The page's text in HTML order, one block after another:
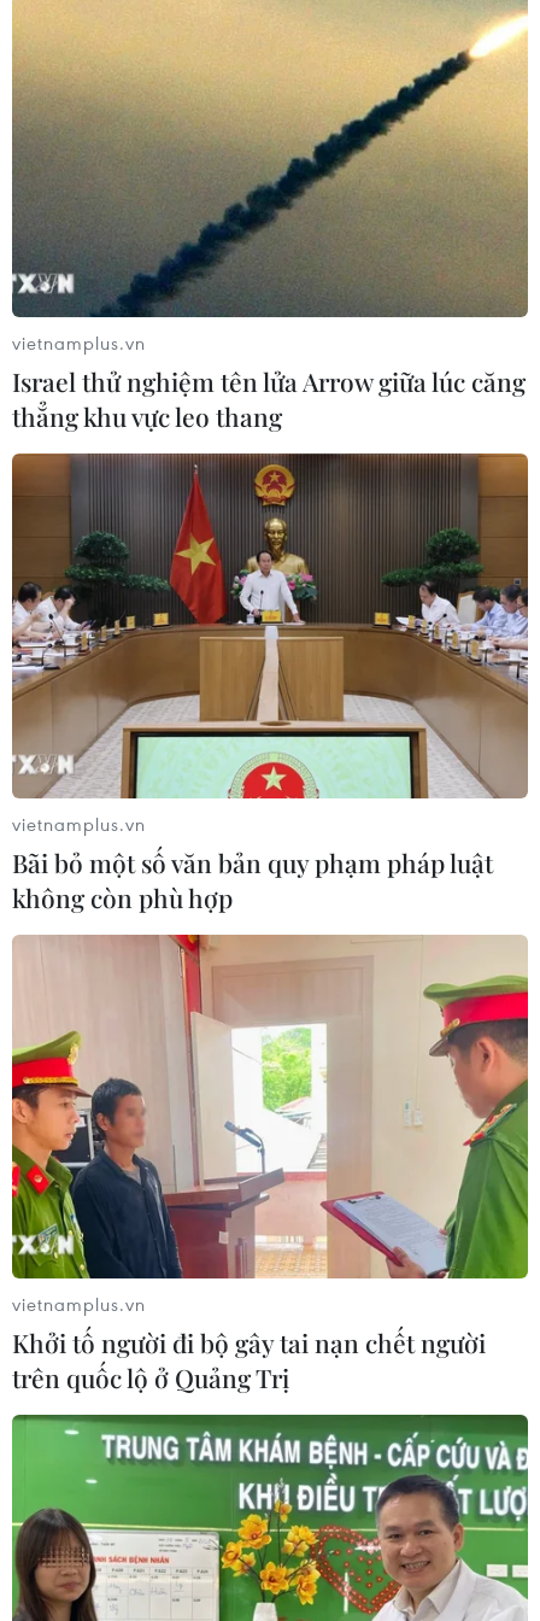
vietnamplus.vn
Israel thử nghiệm tên lửa Arrow giữa lúc căng
thẳng khu vực leo thang
vietnamplus.vn
Bãi bỏ một số văn bản quy phạm pháp luật
không còn phù hợp
vietnamplus.vn
Khởi tố người đi bộ gây tai nạn chết người
trên quốc lộ ở Quảng Trị